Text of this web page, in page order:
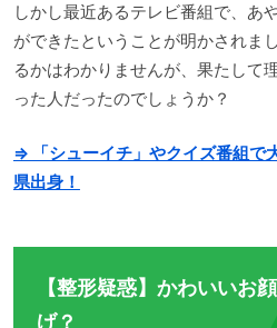
しかし最近あるテレビ番組で、あ
ができたということが明かされま
るかはわかりませんが、果たして
った人だったのでしょうか？
⇒ 「シューイチ」やクイズ番組で
県出身！
【整形疑惑】かわいいお
げ？